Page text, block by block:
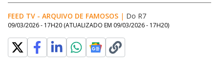
FEED TV - ARQUIVO DE FAMOSOS | Do R7
09/03/2026 - 17H20 (ATUALIZADO EM 09/03/2026 - 17H20)